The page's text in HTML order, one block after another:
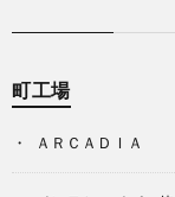
町工場
ＡＲＣＡＤＩＡ